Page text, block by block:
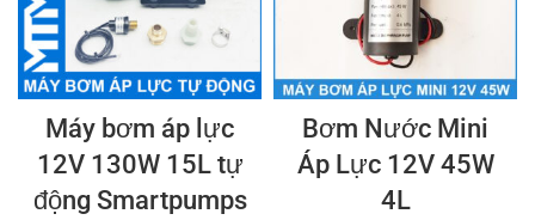
Máy bơm áp lực
12V 130W 15L tự
động Smartpumps
Bơm Nước Mini
Áp Lực 12V 45W
4L